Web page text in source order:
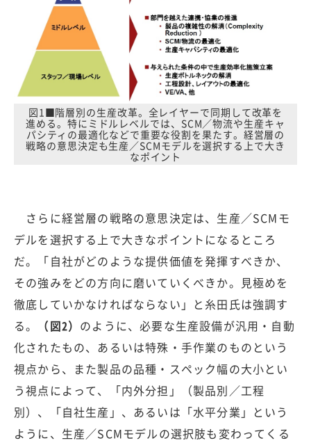
図1■階層別の生産改革。全レイヤーで同期して改革を
進める。特にミドルレベルでは、SCM／物流や生産キャ
パシティの最適化などで重要な役割を果たす。経営層の
戦略の意思決定も生産／SCMモデルを選択する上で大き
なポイント
さらに経営層の戦略の意思決定は、生産／SCMモ
デルを選択する上で大きなポイントになるところ
だ。「自社がどのような提供価値を発揮すべきか、
その強みをどの方向に磨いていくべきか。見極めを
徹底していかなければならない」と糸田氏は強調す
る。
（図2） のように、必要な生産設備が汎用・自動
化されたもの、あるいは特殊・手作業のものという
視点から、また製品の品種・スペック幅の大小とい
う視点によって、「内外分担」（製品別／工程
別）、「自社生産」、あるいは「水平分業」という
ように、生産／SCMモデルの選択肢も変わってくる